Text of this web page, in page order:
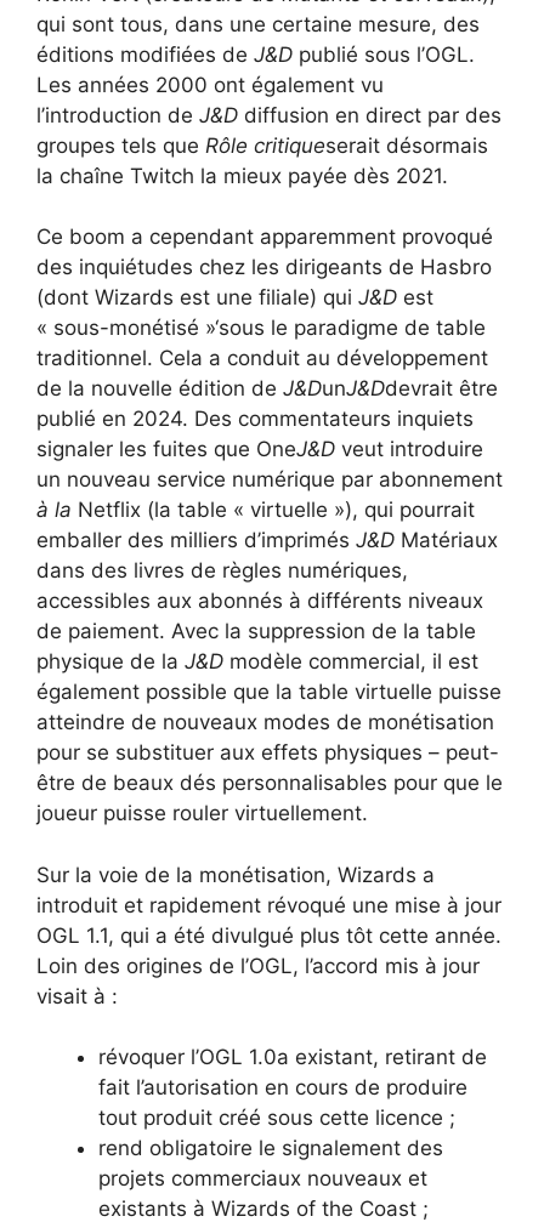
qui sont tous, dans une certaine mesure, des
éditions modifiées de J&D publié sous l’OGL.
Les années 2000 ont également vu
l’introduction de J&D diffusion en direct par des
groupes tels que Rôle critiqueserait désormais
la chaîne Twitch la mieux payée dès 2021.
Ce boom a cependant apparemment provoqué
des inquiétudes chez les dirigeants de Hasbro
(dont Wizards est une filiale) qui J&D est
« sous-monétisé »‘sous le paradigme de table
traditionnel. Cela a conduit au développement
de la nouvelle édition de J&DunJ&Ddevrait être
publié en 2024. Des commentateurs inquiets
signaler les fuites que OneJ&D veut introduire
un nouveau service numérique par abonnement
à la Netflix (la table « virtuelle »), qui pourrait
emballer des milliers d’imprimés J&D Matériaux
dans des livres de règles numériques,
accessibles aux abonnés à différents niveaux
de paiement. Avec la suppression de la table
physique de la J&D modèle commercial, il est
également possible que la table virtuelle puisse
atteindre de nouveaux modes de monétisation
pour se substituer aux effets physiques – peut-
être de beaux dés personnalisables pour que le
joueur puisse rouler virtuellement.
Sur la voie de la monétisation, Wizards a
introduit et rapidement révoqué une mise à jour
OGL 1.1, qui a été divulgué plus tôt cette année.
Loin des origines de l’OGL, l’accord mis à jour
visait à :
révoquer l’OGL 1.0a existant, retirant de
fait l’autorisation en cours de produire
tout produit créé sous cette licence ;
rend obligatoire le signalement des
projets commerciaux nouveaux et
existants à Wizards of the Coast ;